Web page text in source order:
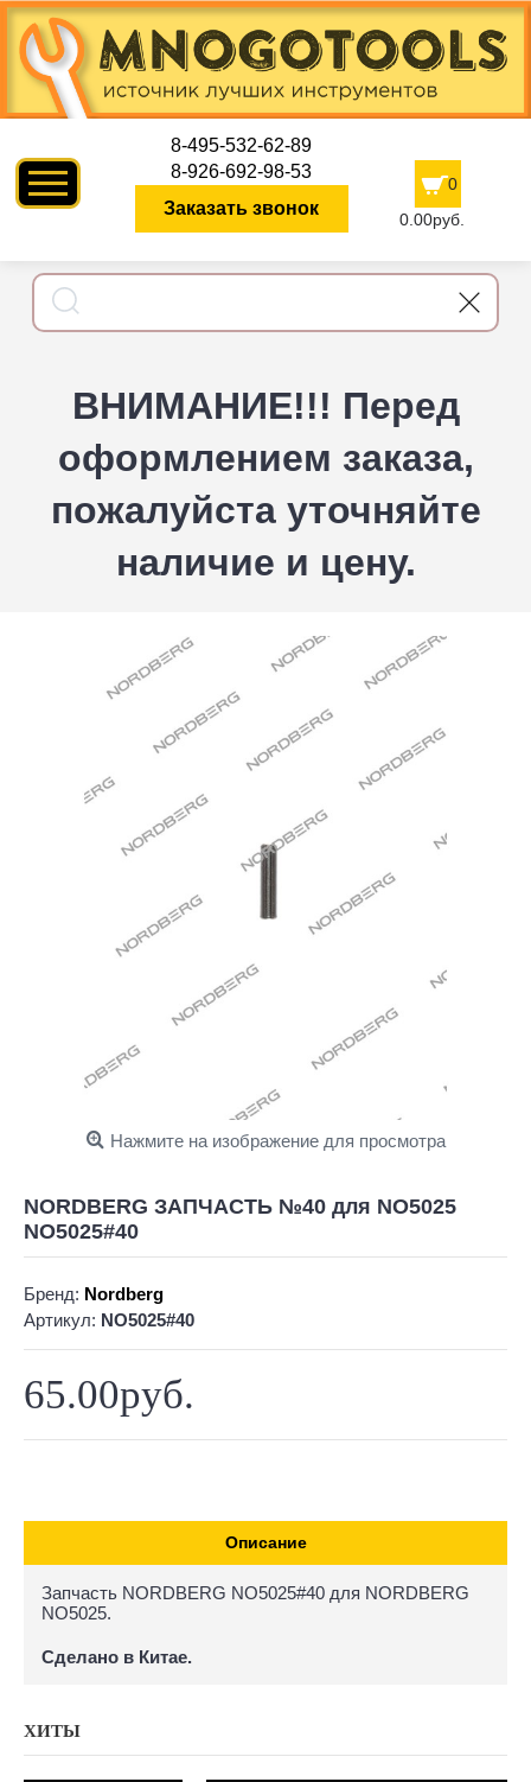
8-495-532-62-89
8-926-692-98-53
Заказать звонок
0
0.00руб.
ВНИМАНИЕ!!! Перед
оформлением заказа,
пожалуйста уточняйте
наличие и цену.
Нажмите на изображение для просмотра
NORDBERG ЗАПЧАСТЬ №40 для NO5025
NO5025#40
Бренд: Nordberg
Артикул: NO5025#40
65.00руб.
Описание
Запчасть NORDBERG NO5025#40 для NORDBERG
NO5025.
Сделано в Китае.
ХИТЫ